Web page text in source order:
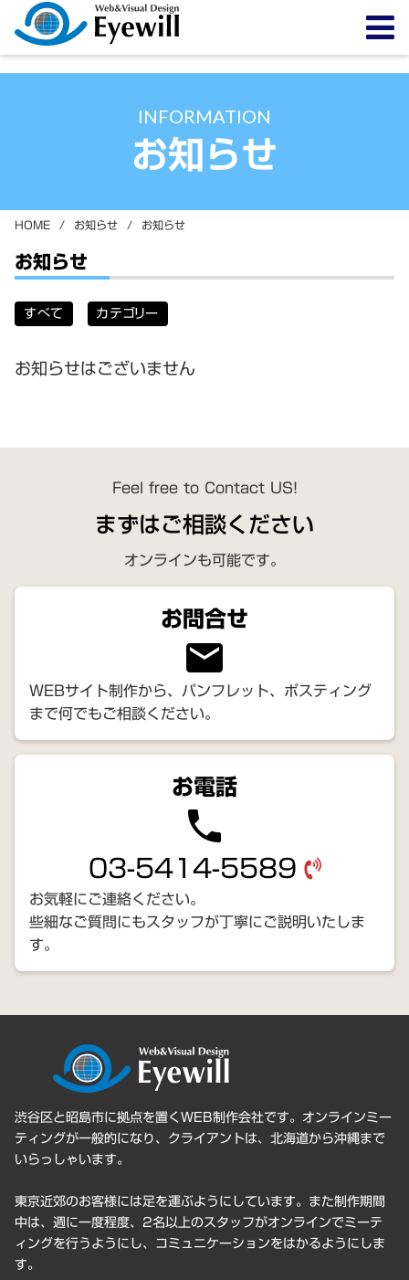
INFORMATION
お知らせ
HOME / お知らせ / お知らせ
お知らせ
すべて カテゴリー
お知らせはございません
Feel free to Contact US!
まずはご相談ください
オンラインも可能です。
お問合せ
email
WEBサイト制作から、パンフレット、ポスティング
まで何でもご相談ください。
お電話
phone
03-5414-5589
お気軽にご連絡ください。
些細なご質問にもスタッフが丁寧にご説明いたしま
す。
渋谷区と昭島市に拠点を置くWEB制作会社です。オンラインミー
ティングが一般的になり、クライアントは、北海道から沖縄まで
いらっしゃいます。
東京近郊のお客様には足を運ぶようにしています。また制作期間
中は、週に一度程度、2名以上のスタッフがオンラインでミーテ
ィングを行うようにし、コミュニケーションをはかるようにしま
す。